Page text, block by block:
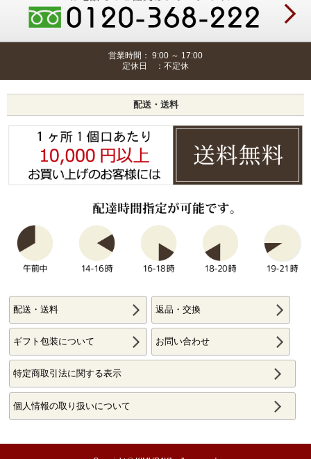
営業時間： 9:00 ～ 17:00
定休日 ：不定休
配送・送料
配送・送料 返品・交換
ギフト包装について お問い合わせ
特定商取引法に関する表示
個人情報の取り扱いについて